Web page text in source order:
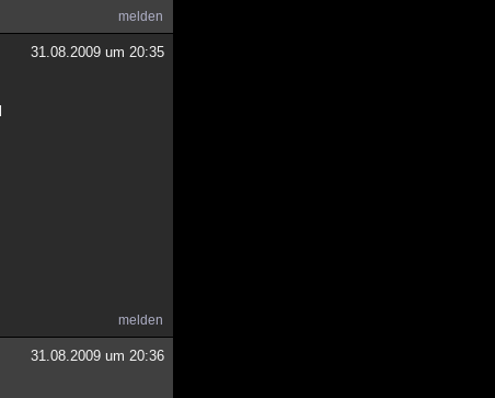
melden
31.08.2009 um 20:35
melden
31.08.2009 um 20:36